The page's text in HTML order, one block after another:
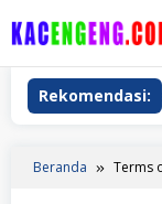
Rekomendasi:
PT Cita
Beranda Terms